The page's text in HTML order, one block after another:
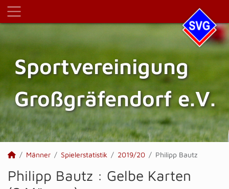
Sportvereinigung
Großgräfendorf e.V.
Männer Spielerstatistik 2019/20 Philipp Bautz
Philipp Bautz : Gelbe Karten